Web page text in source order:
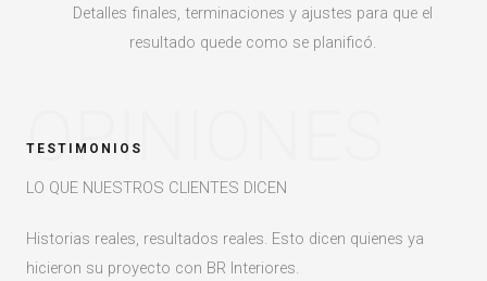
Detalles finales, terminaciones y ajustes para que el
resultado quede como se planificó.
OPINIONES
TESTIMONIOS
LO QUE NUESTROS CLIENTES DICEN
Historias reales, resultados reales. Esto dicen quienes ya
hicieron su proyecto con BR Interiores.